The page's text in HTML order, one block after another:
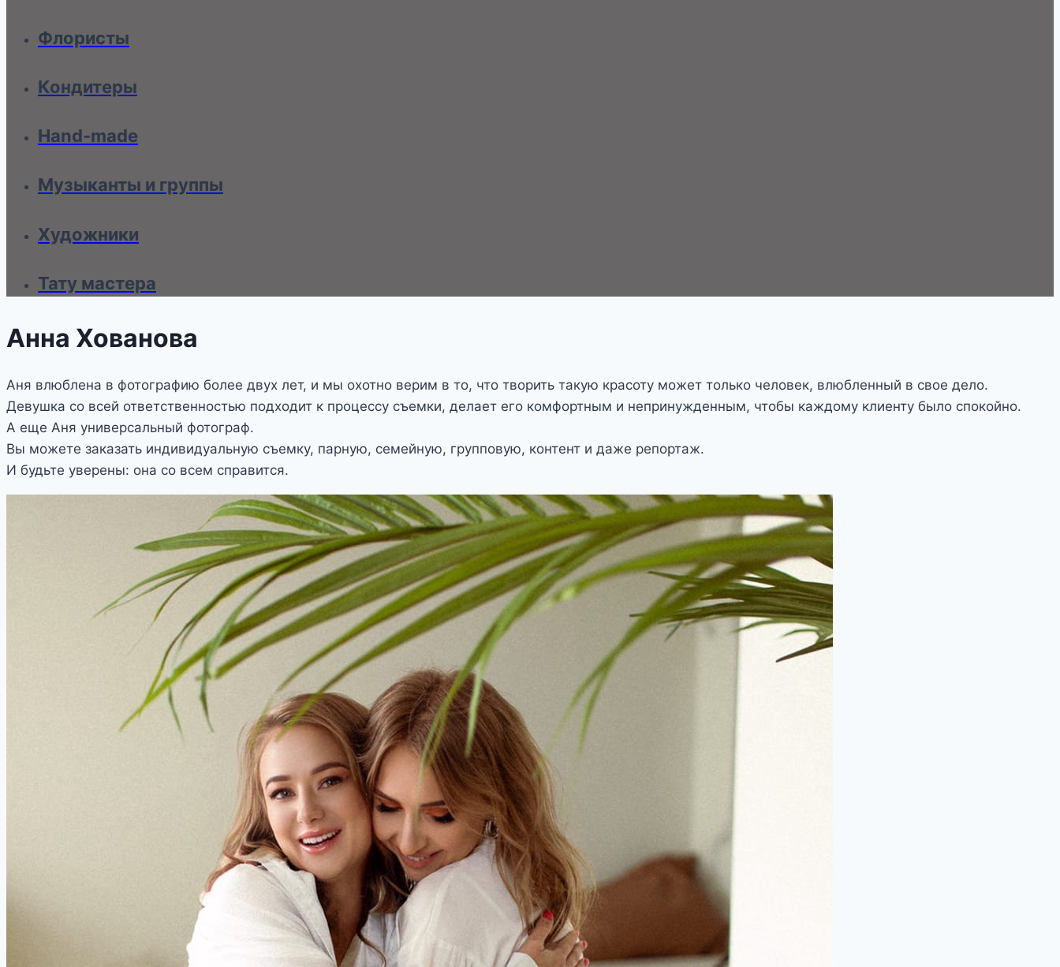
Флористы
Кондитеры
Hand-made
Музыканты и группы
Художники
Тату мастера
Анна Хованова
Аня влюблена в фотографию более двух лет, и мы охотно верим в то, что творить такую красоту может только человек, влюбленный в свое дело.
Девушка со всей ответственностью подходит к процессу съемки, делает его комфортным и непринужденным, чтобы каждому клиенту было спокойно.
А еще Аня универсальный фотограф.
Вы можете заказать индивидуальную съемку, парную, семейную, групповую, контент и даже репортаж.
И будьте уверены: она со всем справится.